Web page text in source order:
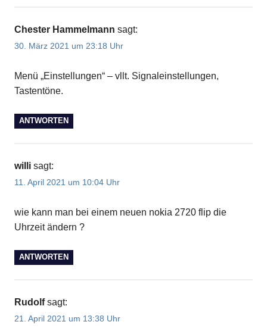
Chester Hammelmann sagt:
30. März 2021 um 23:18 Uhr
Menü „Einstellungen“ – vllt. Signaleinstellungen,
Tastentöne.
ANTWORTEN
willi sagt:
11. April 2021 um 10:04 Uhr
wie kann man bei einem neuen nokia 2720 flip die
Uhrzeit ändern ?
ANTWORTEN
Rudolf sagt:
21. April 2021 um 13:38 Uhr